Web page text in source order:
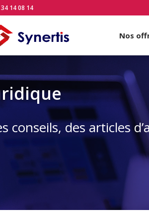
14 08 14
Nos
conseils, des articles